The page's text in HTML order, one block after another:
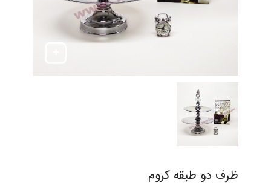
ظرف دو طبقه کروم